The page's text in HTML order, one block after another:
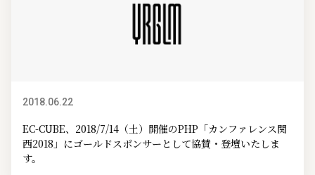
2018.06.22
EC-CUBE、2018/7/14（土）開催のPHP「カンファレンス関
西2018」にゴールドスポンサーとして協賛・登壇いたしま
す。